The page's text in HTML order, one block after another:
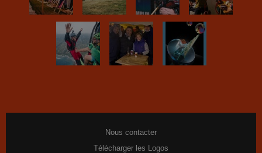
Nous contacter
Télécharger les Logos